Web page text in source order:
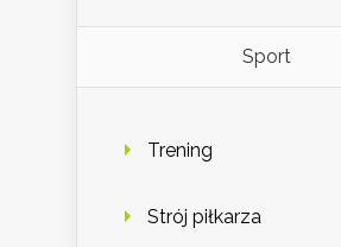
Sport
Trening
Strój piłkarza